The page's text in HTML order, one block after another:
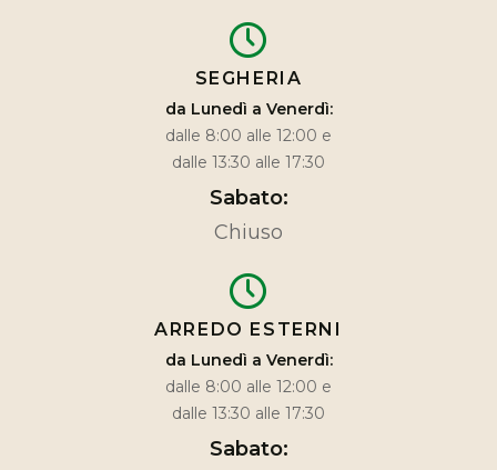
SEGHERIA
da Lunedì a Venerdì:
dalle 8:00 alle 12:00 e
dalle 13:30 alle 17:30
Sabato:
Chiuso
ARREDO ESTERNI
da Lunedì a Venerdì:
dalle 8:00 alle 12:00 e
dalle 13:30 alle 17:30
Sabato: